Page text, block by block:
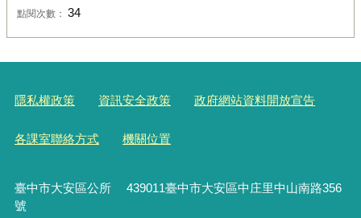
點閱次數： 34
隱私權政策 資訊安全政策 政府網站資料開放宣告
各課室聯絡方式 機關位置
臺中市大安區公所 439011臺中市大安區中庄里中山南路356
號